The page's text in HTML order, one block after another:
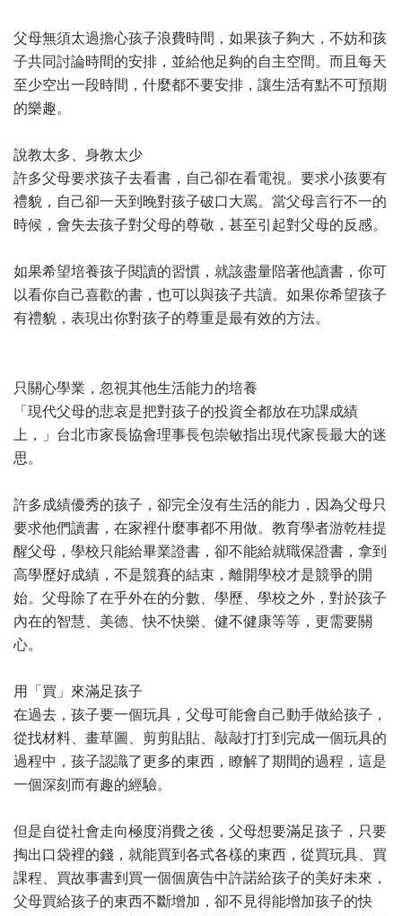
父母無須太過擔心孩子浪費時間，如果孩子夠大，不妨和孩
子共同討論時間的安排，並給他足夠的自主空間。而且每天
至少空出一段時間，什麼都不要安排，讓生活有點不可預期
的樂趣。
說教太多、身教太少
許多父母要求孩子去看書，自己卻在看電視。要求小孩要有
禮貌，自己卻一天到晚對孩子破口大罵。當父母言行不一的
時候，會失去孩子對父母的尊敬，甚至引起對父母的反感。
如果希望培養孩子閱讀的習慣，就該盡量陪著他讀書，你可
以看你自己喜歡的書，也可以與孩子共讀。如果你希望孩子
有禮貌，表現出你對孩子的尊重是最有效的方法。
只關心學業，忽視其他生活能力的培養
「現代父母的悲哀是把對孩子的投資全都放在功課成績
上，」台北市家長協會理事長包崇敏指出現代家長最大的迷
思。
許多成績優秀的孩子，卻完全沒有生活的能力，因為父母只
要求他們讀書，在家裡什麼事都不用做。教育學者游乾桂提
醒父母，學校只能給畢業證書，卻不能給就職保證書，拿到
高學歷好成績，不是競賽的結束，離開學校才是競爭的開
始。父母除了在乎外在的分數、學歷、學校之外，對於孩子
內在的智慧、美德、快不快樂、健不健康等等，更需要關
心。
用「買」來滿足孩子
在過去，孩子要一個玩具，父母可能會自己動手做給孩子，
從找材料、畫草圖、剪剪貼貼、敲敲打打到完成一個玩具的
過程中，孩子認識了更多的東西，瞭解了期間的過程，這是
一個深刻而有趣的經驗。
但是自從社會走向極度消費之後，父母想要滿足孩子，只要
掏出口袋裡的錢，就能買到各式各樣的東西，從買玩具、買
課程、買故事書到買一個個廣告中許諾給孩子的美好未來，
父母買給孩子的東西不斷增加，卻不見得能增加孩子的快